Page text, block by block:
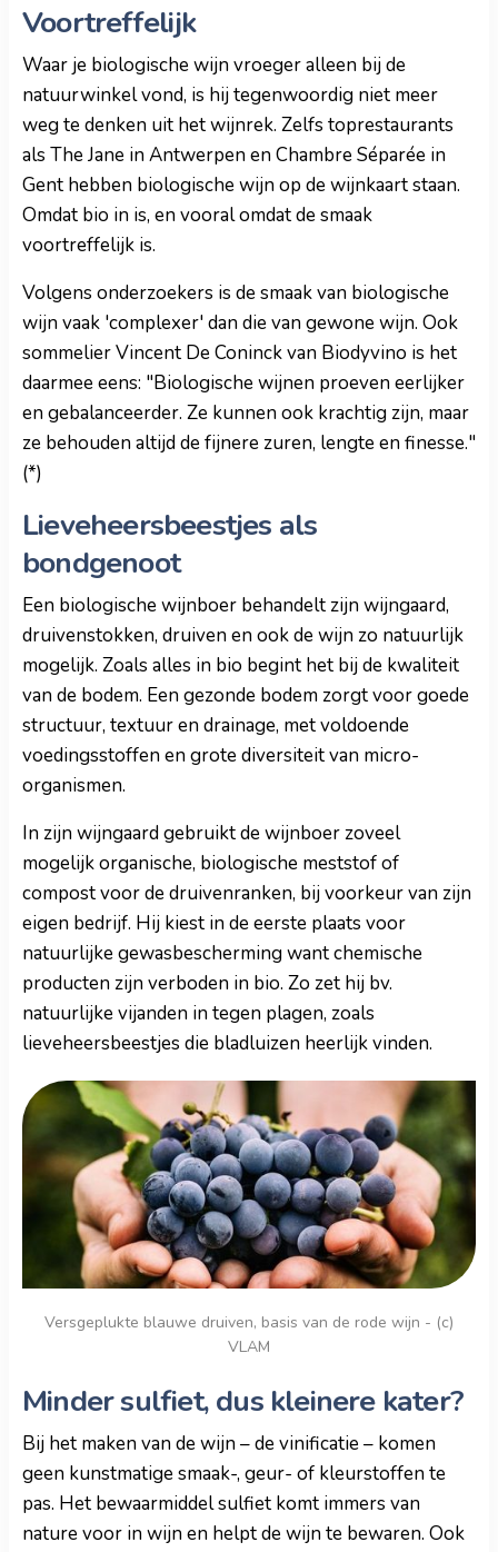
Voortreffelijk
Waar je biologische wijn vroeger alleen bij de
natuurwinkel vond, is hij tegenwoordig niet meer
weg te denken uit het wijnrek. Zelfs toprestaurants
als The Jane in Antwerpen en Chambre Séparée in
Gent hebben biologische wijn op de wijnkaart staan.
Omdat bio in is, en vooral omdat de smaak
voortreffelijk is.
Volgens onderzoekers is de smaak van biologische
wijn vaak 'complexer' dan die van gewone wijn. Ook
sommelier Vincent De Coninck van Biodyvino is het
daarmee eens: "Biologische wijnen proeven eerlijker
en gebalanceerder. Ze kunnen ook krachtig zijn, maar
ze behouden altijd de fijnere zuren, lengte en finesse."
(*)
Lieveheersbeestjes als
bondgenoot
Een biologische wijnboer behandelt zijn wijngaard,
druivenstokken, druiven en ook de wijn zo natuurlijk
mogelijk. Zoals alles in bio begint het bij de kwaliteit
van de bodem. Een gezonde bodem zorgt voor goede
structuur, textuur en drainage, met voldoende
voedingsstoffen en grote diversiteit van micro-
organismen.
In zijn wijngaard gebruikt de wijnboer zoveel
mogelijk organische, biologische meststof of
compost voor de druivenranken, bij voorkeur van zijn
eigen bedrijf. Hij kiest in de eerste plaats voor
natuurlijke gewasbescherming want chemische
producten zijn verboden in bio. Zo zet hij bv.
natuurlijke vijanden in tegen plagen, zoals
lieveheersbeestjes die bladluizen heerlijk vinden.
Versgeplukte blauwe druiven, basis van de rode wijn - (c)
VLAM
Minder sulfiet, dus kleinere kater?
Bij het maken van de wijn – de vinificatie – komen
geen kunstmatige smaak-, geur- of kleurstoffen te
pas. Het bewaarmiddel sulfiet komt immers van
nature voor in wijn en helpt de wijn te bewaren. Ook